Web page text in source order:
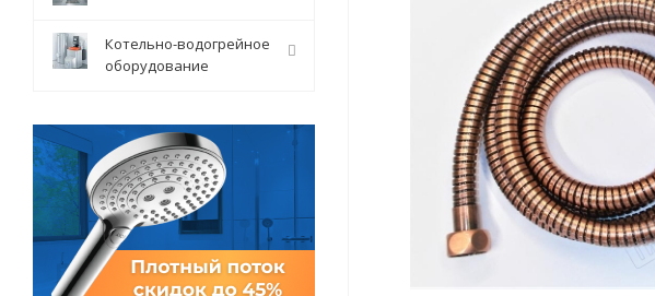
Котельно-водогрейное
оборудование